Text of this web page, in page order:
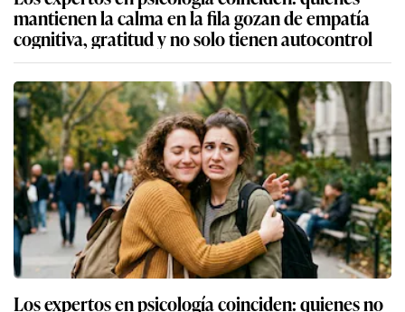
mantienen la calma en la fila gozan de empatía
cognitiva, gratitud y no solo tienen autocontrol
Los expertos en psicología coinciden: quienes no